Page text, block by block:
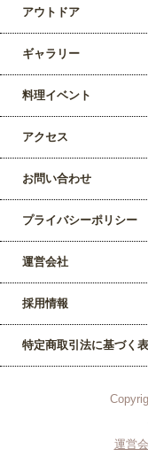
アウトドア
ギャラリー
料理イベント
アクセス
お問い合わせ
プライバシーポリシー
運営会社
採用情報
特定商取引法に基づく
運営